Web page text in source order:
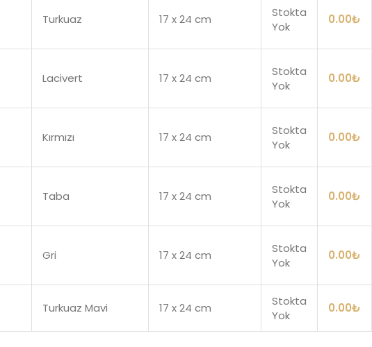
Turkuaz 17 x 24 cm
Stokta
Yok
0.00₺
Lacivert 17 x 24 cm
Stokta
Yok
0.00₺
Kırmızı 17 x 24 cm
Stokta
Yok
0.00₺
Taba 17 x 24 cm
Stokta
Yok
0.00₺
Gri 17 x 24 cm
Stokta
Yok
0.00₺
Turkuaz Mavi 17 x 24 cm
Stokta
Yok
0.00₺